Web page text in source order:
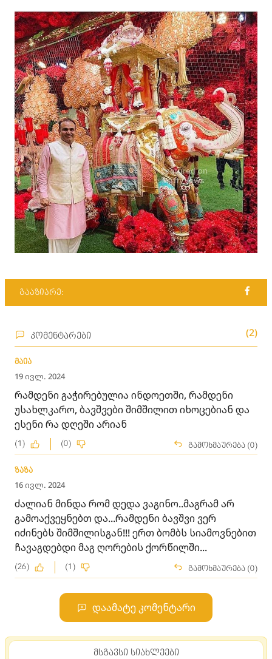
გააზიარე:
კომენტარები (2)
მაია
19 ივლ. 2024
რამდენი გაჭირებულია ინდოეთში, რამდენი
უსახლკარო, ბავშვები შიმშილით იხოცებიან და
ესენი რა დღეში არიან
(1) (0) გამოხმაურება (0)
ზაზა
16 ივლ. 2024
ძალიან მინდა რომ დედა ვაგინო..მაგრამ არ
გამოაქვეყნებთ და...რამდენი ბავშვი ვერ
იძინებს შიმშილისგან!!! ერთ ბომბს სიამოვნებით
ჩავაგდებდი მაგ ღორების ქორწილში...
(26) (1) გამოხმაურება (0)
დაამატე კომენტარი
მსგავსი სიახლეები